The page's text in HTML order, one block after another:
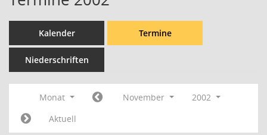
Kalender Termine
Niederschriften
Monat November
2002
Aktuell